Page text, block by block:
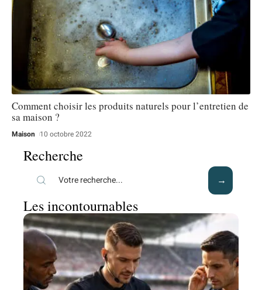
Comment choisir les produits naturels pour l’entretien de
sa maison ?
Maison 10 octobre 2022
Recherche
Les incontournables